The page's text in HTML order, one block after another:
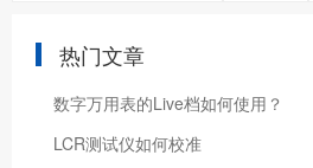
热门文章
数字万用表的Live档如何使用？
LCR测试仪如何校准